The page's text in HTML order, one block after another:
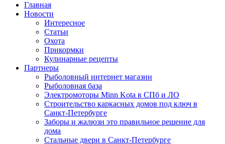
Главная
Новости
Интересное
Статьи
Охота
Прикормки
Кулинарные рецепты
Партнеры
Рыболовный интернет магазин
Рыболовная база
Электромоторы Minn Kota в СПб и ЛО
Строительство каркасных домов под ключ в
Санкт-Петербурге
Заборы и жалюзи это правильное решение для
дома
Стальные двери в Санкт-Петербурге